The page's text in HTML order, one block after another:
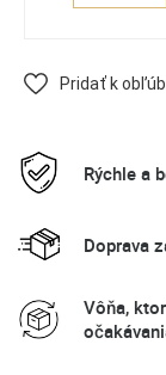
Pridať k
Rýchle a
Doprava
Vôňa,